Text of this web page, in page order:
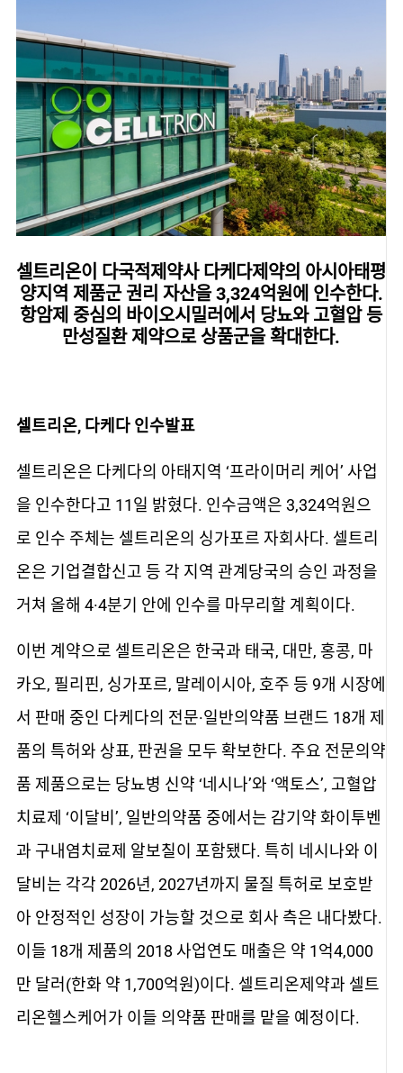
셀트리온이 다국적제약사 다케다제약의 아시아태평
양지역 제품군 권리 자산을 3,324억원에 인수한다.
항암제 중심의 바이오시밀러에서 당뇨와 고혈압 등
만성질환 제약으로 상품군을 확대한다.
셀트리온, 다케다 인수발표
셀트리온은 다케다의 아태지역 ‘프라이머리 케어’ 사업
을 인수한다고 11일 밝혔다. 인수금액은 3,324억원으
로 인수 주체는 셀트리온의 싱가포르 자회사다. 셀트리
온은 기업결합신고 등 각 지역 관계당국의 승인 과정을
거쳐 올해 4·4분기 안에 인수를 마무리할 계획이다.
이번 계약으로 셀트리온은 한국과 태국, 대만, 홍콩, 마
카오, 필리핀, 싱가포르, 말레이시아, 호주 등 9개 시장에
서 판매 중인 다케다의 전문·일반의약품 브랜드 18개 제
품의 특허와 상표, 판권을 모두 확보한다. 주요 전문의약
품 제품으로는 당뇨병 신약 ‘네시나’와 ‘액토스’, 고혈압
치료제 ‘이달비’, 일반의약품 중에서는 감기약 화이투벤
과 구내염치료제 알보칠이 포함됐다. 특히 네시나와 이
달비는 각각 2026년, 2027년까지 물질 특허로 보호받
아 안정적인 성장이 가능할 것으로 회사 측은 내다봤다.
이들 18개 제품의 2018 사업연도 매출은 약 1억4,000
만 달러(한화 약 1,700억원)이다. 셀트리온제약과 셀트
리온헬스케어가 이들 의약품 판매를 맡을 예정이다.